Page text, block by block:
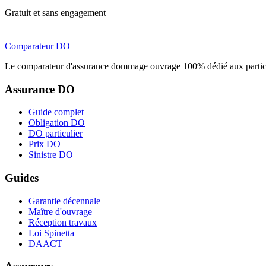
Gratuit et sans engagement
ComparateurDO
Le comparateur d'assurance dommage ouvrage 100% dédié aux
Assurance DO
Guide complet
Obligation DO
DO particulier
Prix DO
Sinistre DO
Guides
Garantie décennale
Maître d'ouvrage
Réception travaux
Loi Spinetta
DAACT